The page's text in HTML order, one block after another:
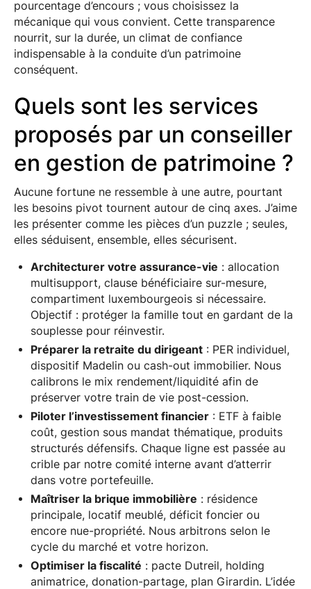
pourcentage d’encours ; vous choisissez la
mécanique qui vous convient. Cette transparence
nourrit, sur la durée, un climat de confiance
indispensable à la conduite d’un patrimoine
conséquent.
Quels sont les services
proposés par un conseiller
en gestion de patrimoine ?
Aucune fortune ne ressemble à une autre, pourtant
les besoins pivot tournent autour de cinq axes. J’aime
les présenter comme les pièces d’un puzzle ; seules,
elles séduisent, ensemble, elles sécurisent.
Architecturer votre assurance-vie : allocation
multisupport, clause bénéficiaire sur-mesure,
compartiment luxembourgeois si nécessaire.
Objectif : protéger la famille tout en gardant de la
souplesse pour réinvestir.
Préparer la retraite du dirigeant: PER individuel,
dispositif Madelin ou cash-out immobilier. Nous
calibrons le mix rendement/liquidité afin de
préserver votre train de vie post-cession.
Piloter l’investissement financier: ETF à faible
coût, gestion sous mandat thématique, produits
structurés défensifs. Chaque ligne est passée au
crible par notre comité interne avant d’atterrir
dans votre portefeuille.
Maîtriser la brique immobilière : résidence
principale, locatif meublé, déficit foncier ou
encore nue-propriété. Nous arbitrons selon le
cycle du marché et votre horizon.
Optimiser la fiscalité : pacte Dutreil, holding
animatrice, donation-partage, plan Girardin. L’idée